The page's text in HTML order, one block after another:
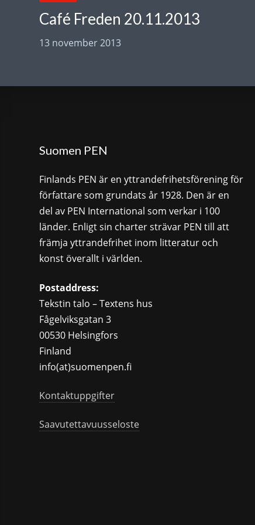
Café Freden 20.11.2013
13 november 2013
Suomen PEN
Finlands PEN är en yttrandefrihetsförening för
författare som grundats år 1928. Den är en
del av PEN International som verkar i 100
länder. Enligt sin charter strävar PEN till att
främja yttrandefrihet inom litteratur och
konst överallt i världen.
Postaddress:
Tekstin talo – Textens hus
Fågelviksgatan 3
00530 Helsingfors
Finland
info(at)suomenpen.fi
Kontaktuppgifter
Saavutettavuusseloste